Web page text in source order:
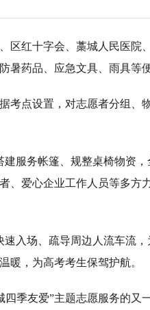
区红十字会、藁城人民医
药品、应急文具、雨具等
考点设置，对志愿者分组
服务帐篷、规整桌椅物资
爱心企业工作人员等多方
入场、疏导周边人流车流
暖，为高考考生保驾护航。
季友爱”主题志愿服务的